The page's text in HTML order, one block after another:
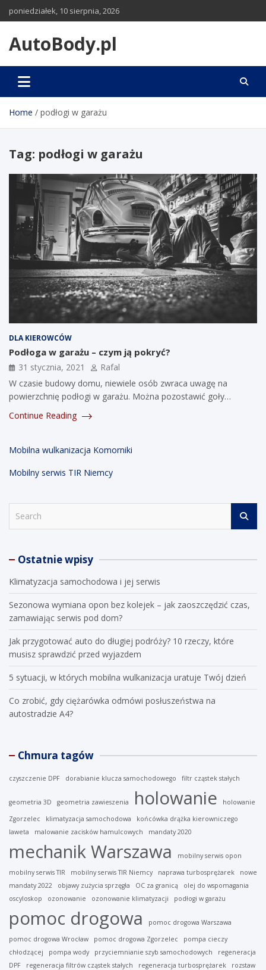
to
poniedziałek, 10 sierpnia, 2026
AutoBody.pl
Home podłogi w garażu
Tag: podłogi w garażu
DLA KIEROWCÓW
Podłoga w garażu – czym ją pokryć?
31 stycznia, 2021
Rafal
W czasie budowy domu, niewiele osób zwraca uwagę na
powierzchnię podłogi w garażu. Można pozostawić goły…
Continue Reading
Mobilna wulkanizacja Komorniki
Mobilny serwis TIR Niemcy
c Ostatnie wpisy
Klimatyzacja samochodowa i jej serwis
Sezonowa wymiana opon bez kolejek – jak zaoszczędzić czas,
zamawiając serwis pod dom?
Jak przygotować auto do długiej podróży? 10 rzeczy, które
musisz sprawdzić przed wyjazdem
5 sytuacji, w których mobilna wulkanizacja uratuje Twój dzień
Co zrobić, gdy ciężarówka odmówi posłuszeństwa na
autostradzie A4?
Chmura tagów
czyszczenie DPF dorabianie klucza samochodowego filtr cząstek stałych
geometria 3D geometria zawieszenia holowanie
holowanie
Zgorzelec
klimatyzacja samochodowa
końcówka drążka kierowniczego
laweta
malowanie zacisków hamulcowych mandaty 2020
mechanik Warszawa
mobilny serwis opon
mobilny serwis TIR
mobilny serwis TIR Niemcy naprawa turbosprężarek
nowe
mandaty 2022
objawy zużycia sprzęgła OC za granicą
olej do wspomagania
oscyloskop
ozonowanie ozonowanie klimatyzacji podłogi w garażu
pomoc drogowa
pomoc drogowa Warszawa
pomoc drogowa Wrocław
pomoc drogowa Zgorzelec
pompa cieczy
chłodzącej
pompa wody przyciemnianie szyb samochodowych
regeneracja
DPF
regeneracja filtrów cząstek stałych regeneracja turbosprężarek
rozstaw